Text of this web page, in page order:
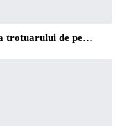
trotuarului de pe…